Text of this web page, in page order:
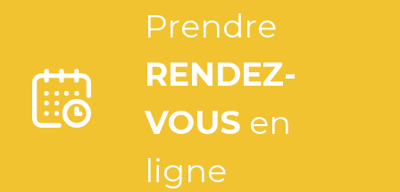
Prendre
RENDEZ-
VOUS en
ligne